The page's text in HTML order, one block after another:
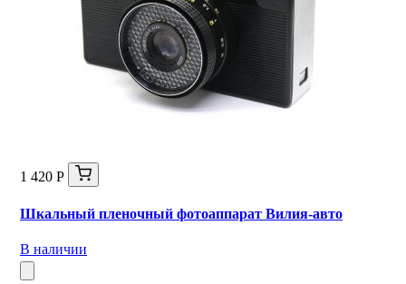
1 420 Р
Шкальный пленочный фотоаппарат Вилия-авто
В наличии